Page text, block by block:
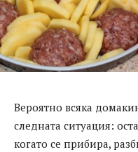
Вероятно всяка
следната ситуация:
когато се прибира,